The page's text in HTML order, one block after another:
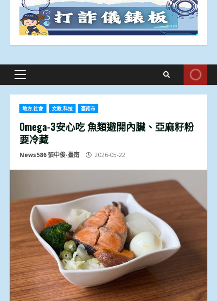
Primary
地方.社會 文教.科技 臺南市
Omega-3安心吃 魚類避開內臟、亞麻籽粉
要冷藏
News586 張中俊-臺南 2026-05-22